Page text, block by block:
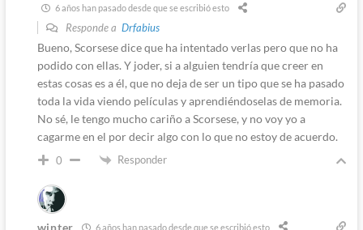
6 años han pasado desde que se escribió esto
Responde a Drfabius
Bueno, Scorsese dice que ha intentado verlas pero que no ha
podido con ellas. Y joder, si a alguien tendría que creer en
estas cosas es a él, que no deja de ser un tipo que se ha pasado
toda la vida viendo películas y aprendiéndoselas de memoria.
No sé, le tengo mucho cariño a Scorsese, y no voy yo a
cagarme en el por decir algo con lo que no estoy de acuerdo.
0 Responder
winter 6 años han pasado desde que se escribió esto